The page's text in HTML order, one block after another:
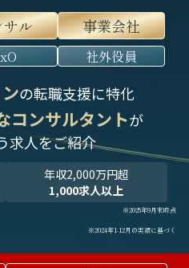
ル 事業会社
社外役員
の転職支援に特化
コンサルタントが
求人をご紹介
年収2,000万円超
1,000求人以上
※2025年9月末時点
※2024年1-12月の実績に基づく